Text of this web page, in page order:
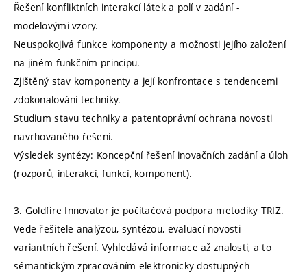
Řešení konfliktních interakcí látek a polí v zadání -
modelovými vzory.
Neuspokojivá funkce komponenty a možnosti jejího založení
na jiném funkčním principu.
Zjištěný stav komponenty a její konfrontace s tendencemi
zdokonalování techniky.
Studium stavu techniky a patentoprávní ochrana novosti
navrhovaného řešení.
Výsledek syntézy: Koncepční řešení inovačních zadání a úloh
(rozporů, interakcí, funkcí, komponent).
3. Goldfire Innovator je počítačová podpora metodiky TRIZ.
Vede řešitele analýzou, syntézou, evaluací novosti
variantních řešení. Vyhledává informace až znalosti, a to
sémantickým zpracováním elektronicky dostupných